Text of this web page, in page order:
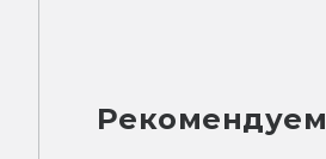
Рекомендуем